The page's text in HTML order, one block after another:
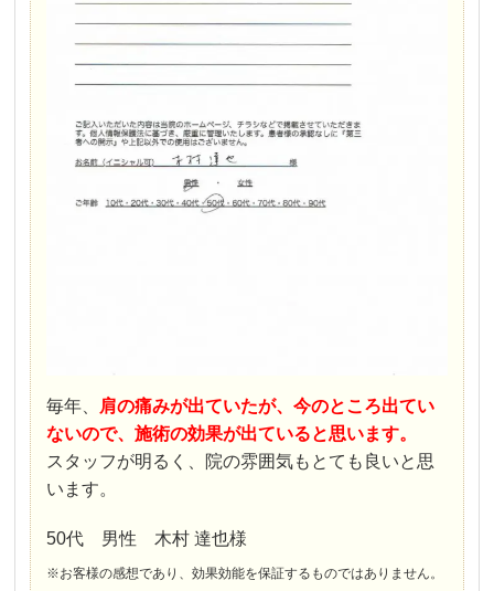
毎年、
肩の痛みが出ていたが、今のところ出てい
ないので、施術の効果が出ていると思います。
スタッフが明るく、院の雰囲気もとても良いと思
います。
50代 男性 木村 達也様
※お客様の感想であり、効果効能を保証するものではありません。